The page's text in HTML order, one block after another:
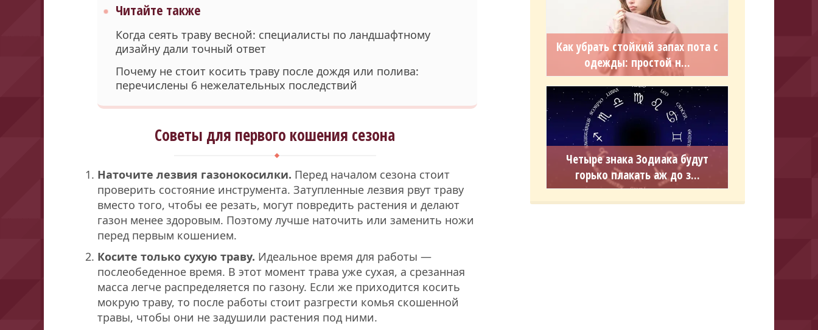
Читайте также
Когда сеять траву весной: специалисты по ландшафтному
дизайну дали точный ответ
Почему не стоит косить траву после дождя или полива:
перечислены 6 нежелательных последствий
Советы для первого кошения сезона
Наточите лезвия газонокосилки. Перед началом сезона стоит
проверить состояние инструмента. Затупленные лезвия рвут траву
вместо того, чтобы ее резать, могут повредить растения и делают
газон менее здоровым. Поэтому лучше наточить или заменить ножи
перед первым кошением.
Косите только сухую траву. Идеальное время для работы —
послеобеденное время. В этот момент трава уже сухая, а срезанная
масса легче распределяется по газону. Если же приходится косить
мокрую траву, то после работы стоит разгрести комья скошенной
травы, чтобы они не задушили растения под ними.
Как убрать стойкий запах пота с
одежды: простой н...
Четыре знака Зодиака будут
горько плакать аж до з...